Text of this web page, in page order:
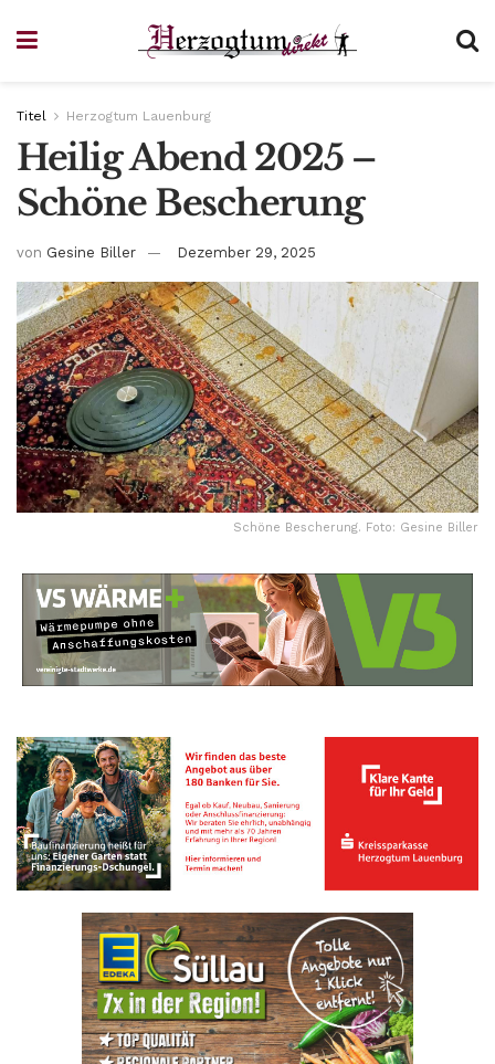
Titel Herzogtum Lauenburg
Heilig Abend 2025 –
Schöne Bescherung
von Gesine Biller Dezember 29, 2025
Schöne Bescherung. Foto: Gesine Biller